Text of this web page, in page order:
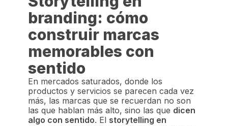
branding: cómo
construir marcas
memorables con
sentido
En mercados saturados, donde los
productos y servicios se parecen cada vez
más, las marcas que se recuerdan no son
las que hablan más alto, sino las que dicen
algo con sentido. El storytelling en